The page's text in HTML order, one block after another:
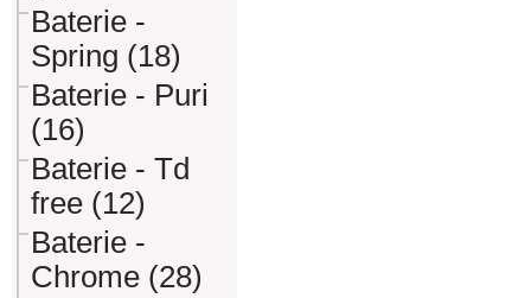
Baterie -
Spring (18)
Baterie - Puri
(16)
Baterie - Td
free (12)
Baterie -
Chrome (28)